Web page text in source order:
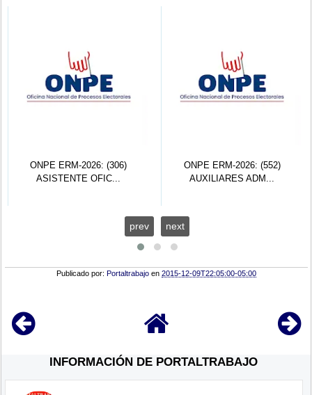
ONPE ERM-2026: (306)
ASISTENTE OFIC...
ONPE ERM-2026: (552)
AUXILIARES ADM...
prev next
Publicado por:Portaltrabajo en2015-12-09T22:05:00-05:00
INFORMACIÓN DE PORTALTRABAJO